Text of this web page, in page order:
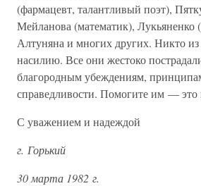
(фармацевт, талантливый поэт),
Мейланова (математик),
Алтуняна и многих других. Никто
насилию. Все они жестоко
благородным убеждениям,
справедливости. Помогите им —
С уважением и надеждой
г. Горький
30 марта 1982 г.